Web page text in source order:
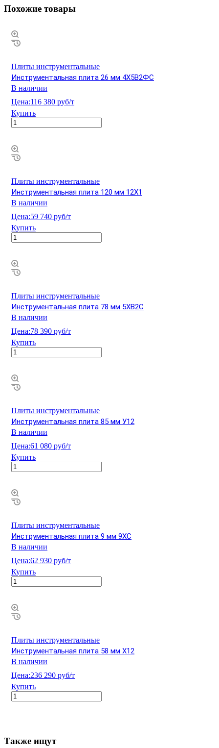
Похожие товары
Плиты инструментальные
Инструментальная плита 26 мм 4Х5В2ФС
В наличии
Цена:116 380 руб/т
Купить
Плиты инструментальные
Инструментальная плита 120 мм 12Х1
В наличии
Цена:59 740 руб/т
Купить
Плиты инструментальные
Инструментальная плита 78 мм 5ХВ2С
В наличии
Цена:78 390 руб/т
Купить
Плиты инструментальные
Инструментальная плита 85 мм У12
В наличии
Цена:61 080 руб/т
Купить
Плиты инструментальные
Инструментальная плита 9 мм 9ХС
В наличии
Цена:62 930 руб/т
Купить
Плиты инструментальные
Инструментальная плита 58 мм Х12
В наличии
Цена:236 290 руб/т
Купить
Также ищут